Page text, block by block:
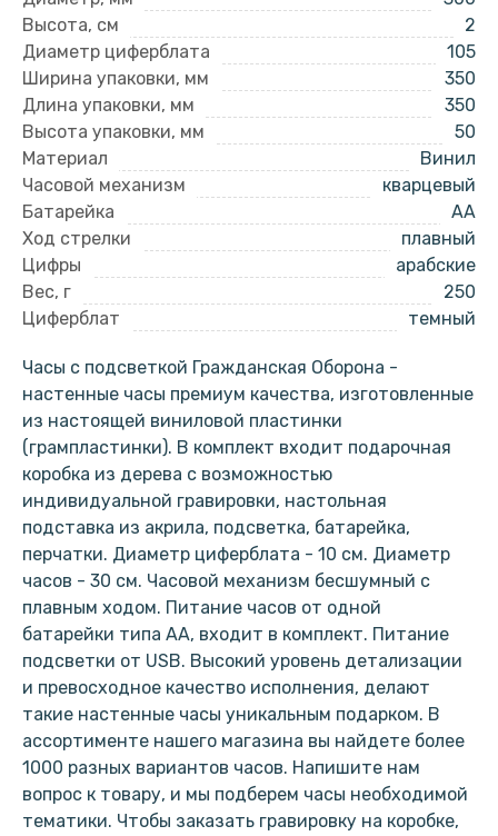
Высота, см
2
Диаметр циферблата
105
Ширина упаковки, мм
350
Длина упаковки, мм
350
Высота упаковки, мм
50
Материал
Винил
Часовой механизм
кварцевый
Батарейка
AA
Ход стрелки
плавный
Цифры
арабские
Вес, г
250
Циферблат
темный
Часы с подсветкой Гражданская Оборона -
настенные часы премиум качества, изготовленные
из настоящей виниловой пластинки
(грампластинки). В комплект входит подарочная
коробка из дерева с возможностью
индивидуальной гравировки, настольная
подставка из акрила, подсветка, батарейка,
перчатки. Диаметр циферблата - 10 см. Диаметр
часов - 30 см. Часовой механизм бесшумный с
плавным ходом. Питание часов от одной
батарейки типа АА, входит в комплект. Питание
подсветки от USB. Высокий уровень детализации
и превосходное качество исполнения, делают
такие настенные часы уникальным подарком. В
ассортименте нашего магазина вы найдете более
1000 разных вариантов часов. Напишите нам
вопрос к товару, и мы подберем часы необходимой
тематики. Чтобы заказать гравировку на коробке,